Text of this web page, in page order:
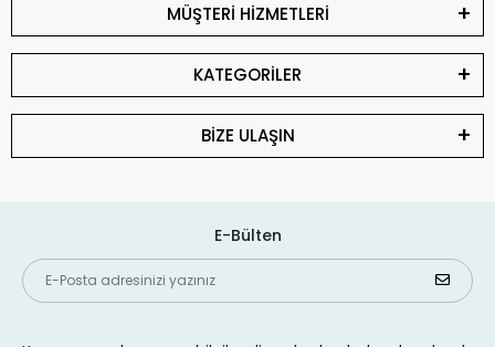
MÜŞTERİ HİZMETLERİ
KATEGORİLER
BİZE ULAŞIN
E-Bülten